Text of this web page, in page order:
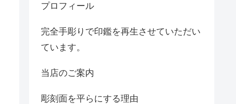
プロフィール
完全手彫りで印鑑を再生させていただい
ています。
当店のご案内
彫刻面を平らにする理由